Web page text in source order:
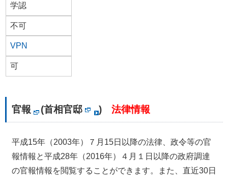
学認
不可
VPN
可
官報 (首相官邸 ) 法律情報
平成15年（2003年）７月15日以降の法律、政令等の官
報情報と平成28年（2016年）４月１日以降の政府調達
の官報情報を閲覧することができます。また、直近30日